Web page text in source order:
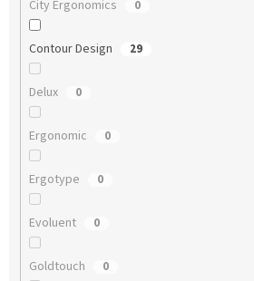
City Ergonomics 0
Contour Design 29
Delux 0
Ergonomic 0
Ergotype 0
Evoluent 0
Goldtouch 0